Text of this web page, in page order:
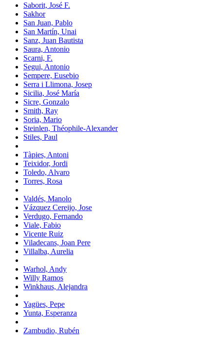
Saborit, José F.
Sakhor
San Juan, Pablo
San Martín, Unai
Sanz, Juan Bautista
Saura, Antonio
Scarni, F.
Segui, Antonio
Sempere, Eusebio
Serra i Llimona, Josep
Sicilia, José María
Sicre, Gonzalo
Smith, Ray
Soria, Mario
Steinlen, Théophile-Alexander
Stiles, Paul
Tàpies, Antoni
Teixidor, Jordi
Toledo, Alvaro
Torres, Rosa
Valdés, Manolo
Vázquez Cereijo, Jose
Verdugo, Fernando
Viale, Fabio
Vicente Ruiz
Viladecans, Joan Pere
Villalba, Aurelia
Warhol, Andy
Willy Ramos
Winkhaus, Alejandra
Yagües, Pepe
Yunta, Esperanza
Zambudio, Rubén